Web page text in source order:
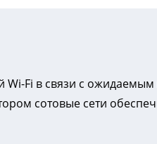
Fi в связи с
сотовые сети